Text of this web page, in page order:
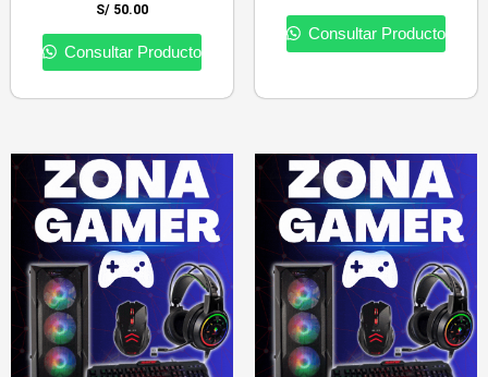
S/ 50.00
Consultar Producto
Consultar Producto